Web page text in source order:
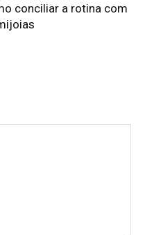
conciliar a rotina com